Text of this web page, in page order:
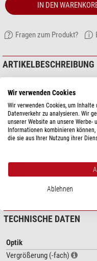
IN DEN
Fragen zum Produkt?
ARTIKELBESCHREIBUNG
Mehr anzeigen...
TECHNISCHE DATEN
Optik
Vergrößerung (-fach)
Wir verwenden Cookies
Wir verwenden Cookies, um
Datenverkehr zu analysieren. Wir
unserer Website an unsere
Informationen kombinieren
die sie aus Ihrer Nutzung ihrer
Ablehnen